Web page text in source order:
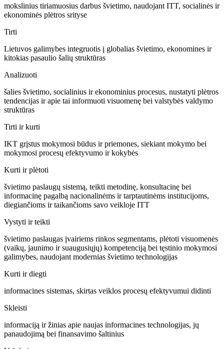
mokslinius tiriamuosius darbus švietimo, naudojant ITT, socialinės ir
ekonominės plėtros srityse
Tirti
Lietuvos galimybes integruotis į globalias švietimo, ekonomines ir
kitokias pasaulio šalių struktūras
Analizuoti
šalies švietimo, socialinius ir ekonominius procesus, nustatyti plėtros
tendencijas ir apie tai informuoti visuomenę bei valstybės valdymo
struktūras
Tirti ir kurti
IKT grįstus mokymosi būdus ir priemones, siekiant mokymo bei
mokymosi procesų efektyvumo ir kokybės
Kurti ir plėtoti
švietimo paslaugų sistemą, teikti metodinę, konsultacinę bei
informacinę pagalbą nacionalinėms ir tarptautinėms institucijoms,
diegiančioms ir taikančioms savo veikloje ITT
Vystyti ir teikti
švietimo paslaugas įvairiems rinkos segmentams, plėtoti visuomenės
(vaikų, jaunimo ir suaugusiųjų) kompetenciją bei tęstinio mokymosi
galimybes, naudojant modernias švietimo technologijas
Kurti ir diegti
informacines sistemas, skirtas veiklos procesų efektyvumui didinti
Skleisti
informaciją ir žinias apie naujas informacines technologijas, jų
panaudojimą bei finansavimo šaltinius